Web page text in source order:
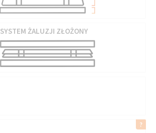
SYSTEM ŻALUZJI ZŁOŻONY